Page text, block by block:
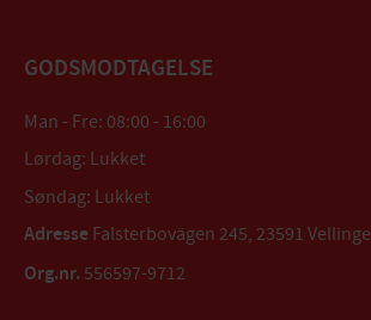
GODSMODTAGELSE
Man - Fre: 08:00 - 16:00
Lørdag: Lukket
Søndag: Lukket
Adresse Falsterbovägen 245, 23591 Vellinge
Org.nr. 556597-9712